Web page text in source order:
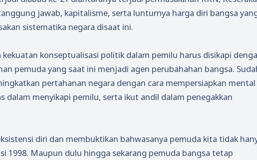
jawab, kapitalisme, serta lunturnya harga diri bangsa
sistematika negara disaat ini.
konseptualisasi politik dalam pemilu harus disikapi
pemuda yang saat ini menjadi agen perubahahan bangsa.
pertahanan negara dengan cara mempersiapkan mental
dalam menyikapi pemilu, serta ikut andil dalam penegakkan
diri dan membuktikan bahwasanya pemuda kita tidak
1998. Maupun dulu hingga sekarang pemuda bangsa tetap